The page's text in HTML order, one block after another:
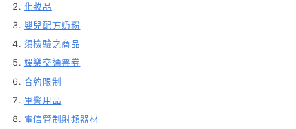
化妝品
嬰兒配方奶粉
須檢驗之商品
娛樂交通票券
合約限制
軍警用品
電信管制射頻器材